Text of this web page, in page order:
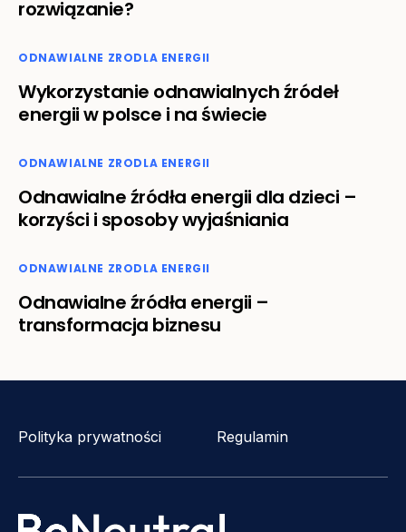
rozwiązanie?
ODNAWIALNE ZRODLA ENERGII
Wykorzystanie odnawialnych źródeł
energii w polsce i na świecie
ODNAWIALNE ZRODLA ENERGII
Odnawialne źródła energii dla dzieci –
korzyści i sposoby wyjaśniania
ODNAWIALNE ZRODLA ENERGII
Odnawialne źródła energii –
transformacja biznesu
Polityka prywatności Regulamin